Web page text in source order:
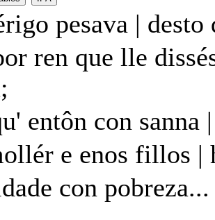
pesava | desto
ren que lle
entôn con sanna |
e enos fillos |
con pobreza...